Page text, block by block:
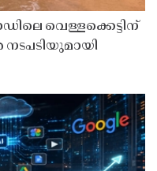
വെള്ളക്കെട്ടിന്
നടപടിയുമായി